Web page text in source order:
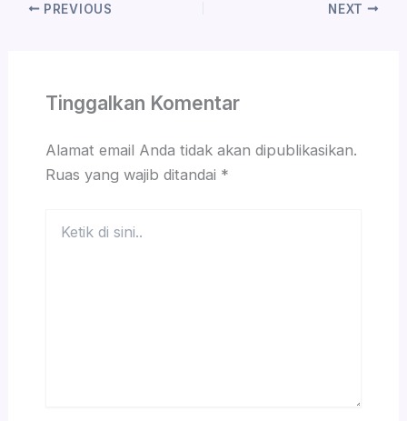
PREVIOUS NEXT
Tinggalkan Komentar
Alamat email Anda tidak akan dipublikasikan.
Ruas yang wajib ditandai *